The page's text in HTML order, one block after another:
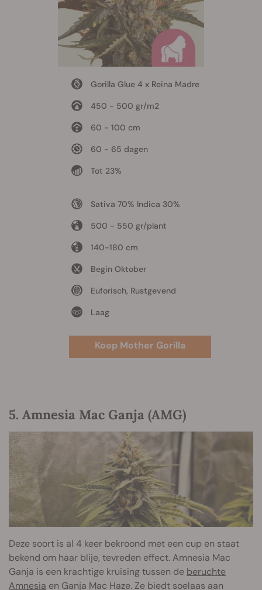
Gorilla Glue 4 x Reina Madre
450 - 500 gr/m2
60 - 100 cm
60 - 65 dagen
Tot 23%
Sativa 70% Indica 30%
500 - 550 gr/plant
140-180 cm
Begin Oktober
Euforisch, Rustgevend
Laag
Koop Mother Gorilla
5. Amnesia Mac Ganja (AMG)
Deze soort is al 4 keer bekroond met een cup en staat
bekend om haar blije, tevreden effect. Amnesia Mac
Ganja is een krachtige kruising tussen de beruchte
Amnesia en Ganja Mac Haze. Ze biedt soelaas aan